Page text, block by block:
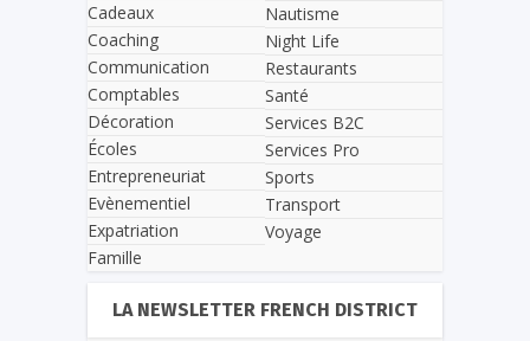
Cadeaux
Coaching
Communication
Comptables
Décoration
Écoles
Entrepreneuriat
Evènementiel
Expatriation
Famille
Nautisme
Night Life
Restaurants
Santé
Services B2C
Services Pro
Sports
Transport
Voyage
LA NEWSLETTER FRENCH DISTRICT